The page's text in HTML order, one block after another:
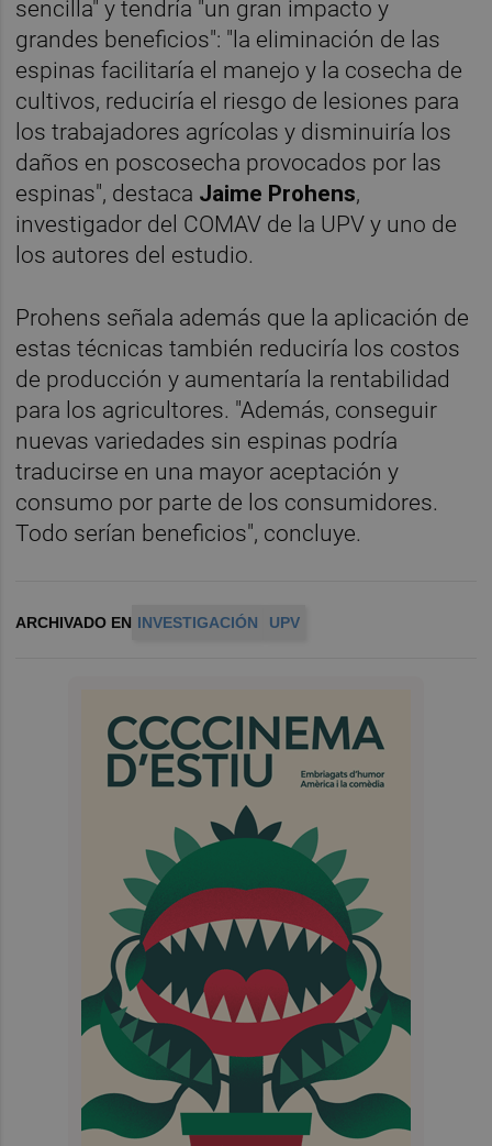
sencilla" y tendría "un gran impacto y
grandes beneficios": "la eliminación de las
espinas facilitaría el manejo y la cosecha de
cultivos, reduciría el riesgo de lesiones para
los trabajadores agrícolas y disminuiría los
daños en poscosecha provocados por las
espinas", destaca Jaime Prohens,
investigador del COMAV de la UPV y uno de
los autores del estudio.
Prohens señala además que la aplicación de
estas técnicas también reduciría los costos
de producción y aumentaría la rentabilidad
para los agricultores. "Además, conseguir
nuevas variedades sin espinas podría
traducirse en una mayor aceptación y
consumo por parte de los consumidores.
Todo serían beneficios", concluye.
ARCHIVADO EN INVESTIGACIÓN UPV